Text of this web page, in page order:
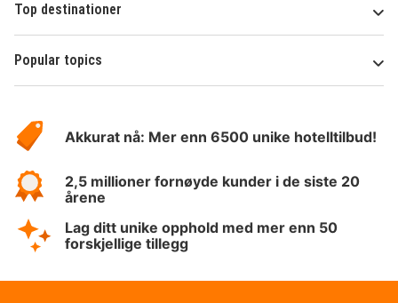
Top destinationer
Popular topics
Hotelspecials
Akkurat nå: Mer enn 6500 unike hotelltilbud!
2,5 millioner fornøyde kunder i de siste 20
årene
Lag ditt unike opphold med mer enn 50
forskjellige tillegg